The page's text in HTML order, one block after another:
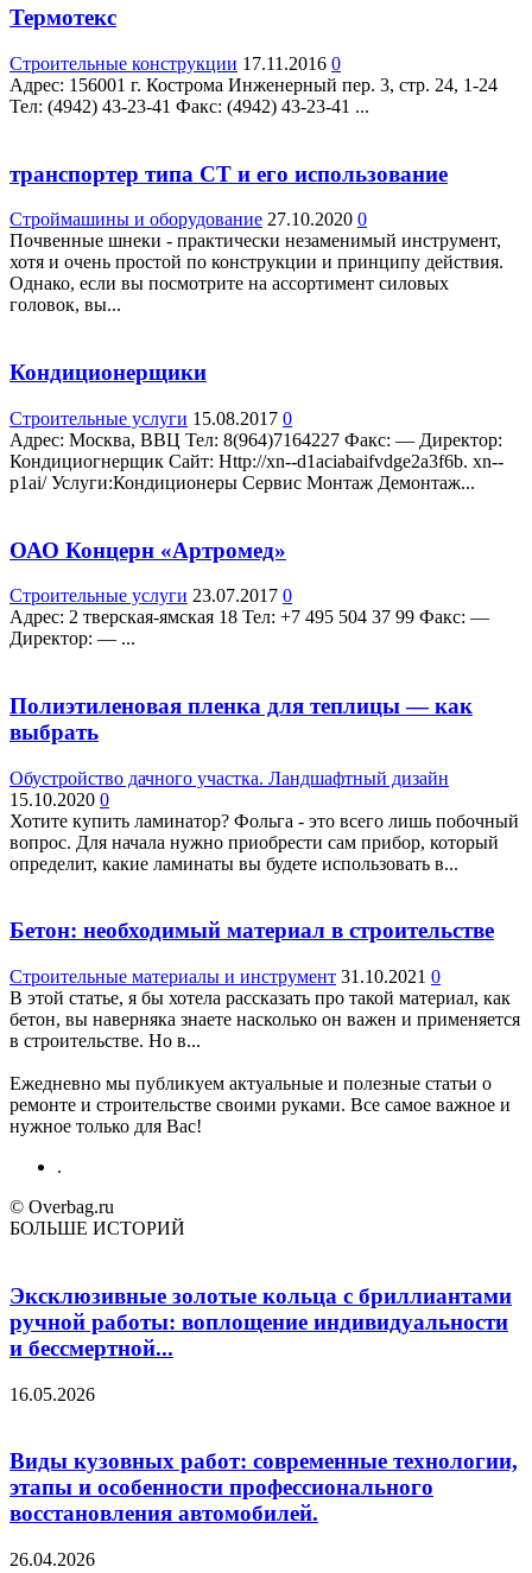
Термотекс
Строительные конструкции 17.11.2016 0
Адрес: 156001 г. Кострома Инженерный пер. 3, стр. 24, 1-24
Teл: (4942) 43-23-41 Факс: (4942) 43-23-41 ...
транспортер типа СТ и его использование
Строймашины и оборудование 27.10.2020 0
Почвенные шнеки - практически незаменимый инструмент,
хотя и очень простой по конструкции и принципу действия.
Однако, если вы посмотрите на ассортимент силовых
головок, вы...
Кондиционерщики
Строительные услуги 15.08.2017 0
Адрес: Москва, ВВЦ Teл: 8(964)7164227 Факс: — Директор:
Кондициогнерщик Сайт: Http://xn--d1aciabaifvdge2a3f6b. xn--
p1ai/ Услуги:Кондиционеры Сервис Монтаж Демонтаж...
ОАО Концерн «Артромед»
Строительные услуги 23.07.2017 0
Адрес: 2 тверская-ямская 18 Teл: +7 495 504 37 99 Факс: —
Директор: — ...
Полиэтиленовая пленка для теплицы — как
выбрать
Обустройство дачного участка. Ландшафтный дизайн
15.10.2020 0
Хотите купить ламинатор? Фольга - это всего лишь побочный
вопрос. Для начала нужно приобрести сам прибор, который
определит, какие ламинаты вы будете использовать в...
Бетон: необходимый материал в строительстве
Строительные материалы и инструмент 31.10.2021 0
В этой статье, я бы хотела рассказать про такой материал, как
бетон, вы наверняка знаете насколько он важен и применяется
в строительстве. Но в...
Ежедневно мы публикуем актуальные и полезные статьи о
ремонте и строительстве своими руками. Все самое важное и
нужное только для Вас!
.
© Overbag.ru
БОЛЬШЕ ИСТОРИЙ
Эксклюзивные золотые кольца с бриллиантами
ручной работы: воплощение индивидуальности
и бессмертной...
16.05.2026
Виды кузовных работ: современные технологии,
этапы и особенности профессионального
восстановления автомобилей.
26.04.2026